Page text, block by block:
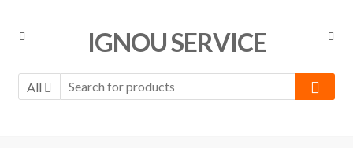
Skip
Skip
IGNOU SERVICE
All